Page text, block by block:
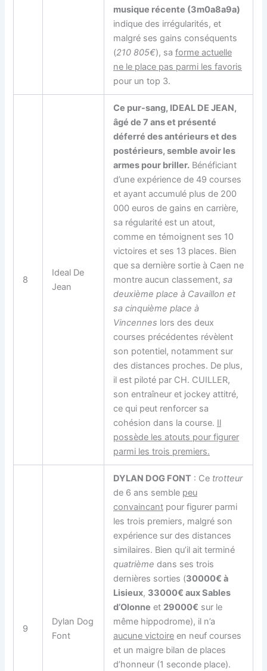
musique récente (3m0a8a9a)
indique des irrégularités, et
malgré ses gains conséquents
(210 805€), saforme actuelle
ne le place pas parmi les favoris
pour un top 3.
8
Ideal De
Jean
Ce pur-sang, IDEAL DE JEAN,
âgé de 7 ans et présenté
déferré des antérieurs et des
postérieurs, semble avoir les
armes pour briller. Bénéficiant
d’une expérience de 49 courses
et ayant accumulé plus de 200
000 euros de gains en carrière,
sa régularité est un atout,
comme en témoignent ses 10
victoires et ses 13 places. Bien
que sa dernière sortie à Caen ne
montre aucun classement,sa
deuxième place à Cavaillon et
sa cinquième place à
Vincennes lors des deux
courses précédentes révèlent
son potentiel, notamment sur
des distances proches. De plus,
il est piloté par CH. CUILLER,
son entraîneur et jockey attitré,
ce qui peut renforcer sa
cohésion dans la course. Il
possède les atouts pour figurer
parmi les trois premiers.
9
Dylan Dog
Font
DYLAN DOG FONT : Ce trotteur
de 6 ans semble peu
convaincant pour figurer parmi
les trois premiers, malgré son
expérience sur des distances
similaires. Bien qu’il ait terminé
quatrième dans ses trois
dernières sorties (30000€ à
Lisieux, 33000€ aux Sables
d’Olonne et 29000€ sur le
même hippodrome), il n’a
aucune victoire en neuf courses
et un maigre bilan de places
d’honneur (1 seconde place).